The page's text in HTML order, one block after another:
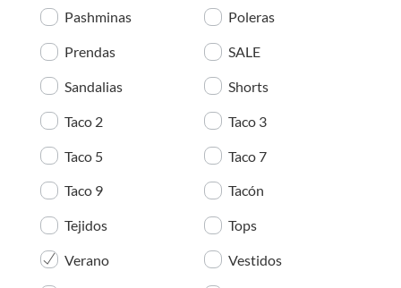
Pashminas Poleras
Prendas SALE
Sandalias Shorts
Taco 2 Taco 3
Taco 5 Taco 7
Taco 9 Tacón
Tejidos Tops
Verano Vestidos